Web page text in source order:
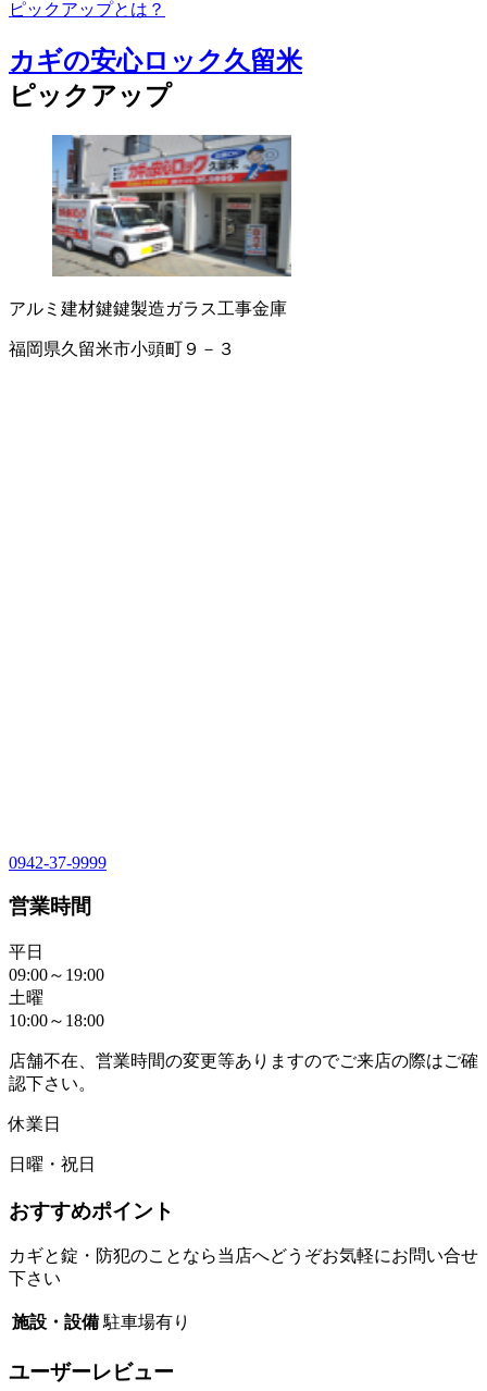
ピックアップとは？
カギの安心ロック久留米
ピックアップ
アルミ建材鍵鍵製造ガラス工事金庫
福岡県久留米市小頭町９－３
0942-37-9999
営業時間
平日
09:00～19:00
土曜
10:00～18:00
店舗不在、営業時間の変更等ありますのでご来店の際はご確
認下さい。
休業日
日曜・祝日
おすすめポイント
カギと錠・防犯のことなら当店へどうぞお気軽にお問い合せ
下さい
施設・設備 駐車場有り
ユーザーレビュー